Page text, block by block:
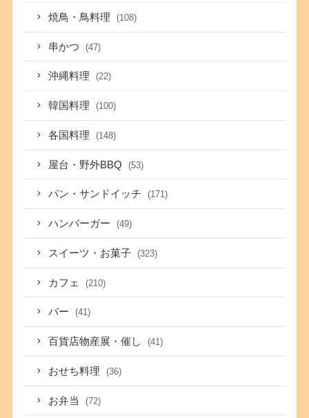
焼鳥・鳥料理 (108)
串かつ (47)
沖縄料理 (22)
韓国料理 (100)
各国料理 (148)
屋台・野外BBQ (53)
パン・サンドイッチ (171)
ハンバーガー (49)
スイーツ・お菓子 (323)
カフェ (210)
バー (41)
百貨店物産展・催し (41)
おせち料理 (36)
お弁当 (72)